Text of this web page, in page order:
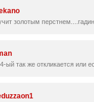
золотым
ый так же откликается или